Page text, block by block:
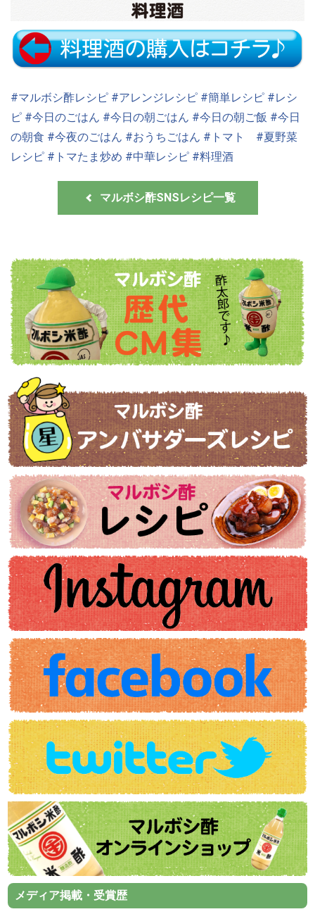
#マルボシ酢レシピ #アレンジレシピ #簡単レシピ #レシ
ピ #今日のごはん #今日の朝ごはん #今日の朝ご飯 #今日
の朝食 #今夜のごはん #おうちごはん #トマト
#夏野菜
レシピ #トマたま炒め #中華レシピ #料理酒
マルボシ酢SNSレシピ一覧
メディア掲載・受賞歴